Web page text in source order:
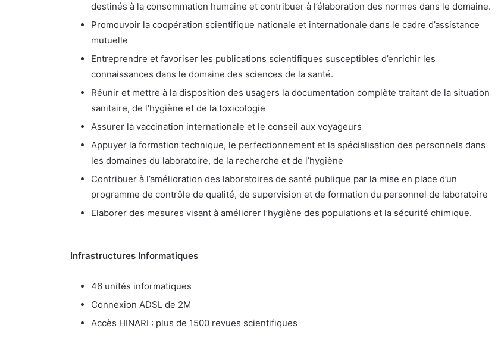
destinés à la consommation humaine et contribuer à l’élaboration des normes dans le domaine.
Promouvoir la coopération scientifique nationale et internationale dans le cadre d’assistance
mutuelle
Entreprendre et favoriser les publications scientifiques susceptibles d’enrichir les
connaissances dans le domaine des sciences de la santé.
Réunir et mettre à la disposition des usagers la documentation complète traitant de la situation
sanitaire, de l’hygiène et de la toxicologie
Assurer la vaccination internationale et le conseil aux voyageurs
Appuyer la formation technique, le perfectionnement et la spécialisation des personnels dans
les domaines du laboratoire, de la recherche et de l’hygiène
Contribuer à l’amélioration des laboratoires de santé publique par la mise en place d’un
programme de contrôle de qualité, de supervision et de formation du personnel de laboratoire
Elaborer des mesures visant à améliorer l’hygiène des populations et la sécurité chimique.
Infrastructures Informatiques
46 unités informatiques
Connexion ADSL de 2M
Accès HINARI : plus de 1500 revues scientifiques